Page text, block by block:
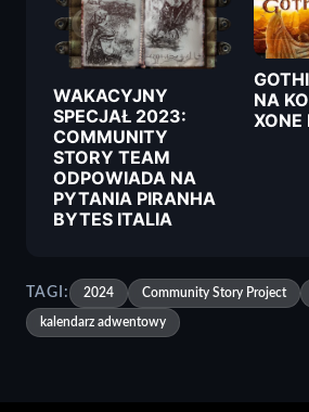
WAKACYJNY
SPECJAŁ 2023:
COMMUNITY
STORY TEAM
ODPOWIADA NA
PYTANIA PIRANHA
BYTES ITALIA
NA
XONE
TAGI: 2024 Community Story Project
kalendarz adwentowy